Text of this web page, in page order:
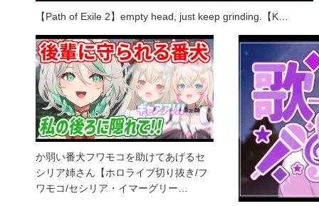
【Path of Exile 2】empty head, just keep grinding.【K…
か弱い番犬フワモコを助けてあげるセ
シリア姉さん【ホロライブ切り抜き/フ
ワモコ/セシリア・イマーグリー…